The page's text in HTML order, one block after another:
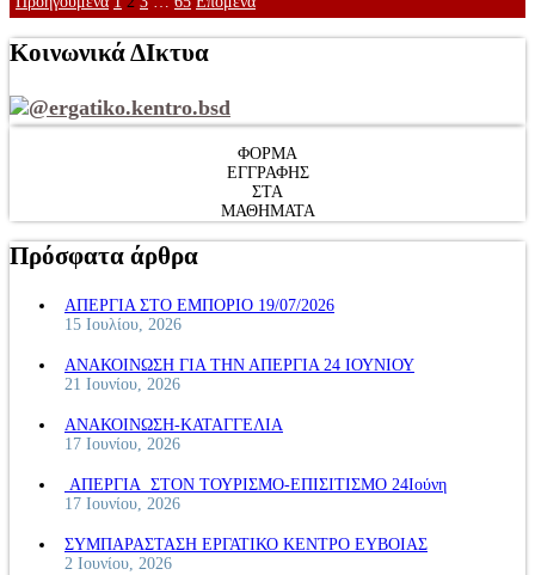
άρθρων
Κοινωνικά ΔΙκτυα
@ergatiko.kentro.bsd
ΦΟΡΜΑ
ΕΓΓΡΑΦΗΣ
ΣΤΑ
ΜΑΘΗΜΑΤΑ
Πρόσφατα άρθρα
ΑΠΕΡΓΙΑ ΣΤΟ ΕΜΠΟΡΙΟ 19/07/2026
15 Ιουλίου, 2026
ΑΝΑΚΟΙΝΩΣΗ ΓΙΑ ΤΗΝ ΑΠΕΡΓΙΑ 24 ΙΟΥΝΙΟΥ
21 Ιουνίου, 2026
ΑΝΑΚΟΙΝΩΣΗ-ΚΑΤΑΓΓΕΛΙΑ
17 Ιουνίου, 2026
ΑΠΕΡΓΙΑ ΣΤΟΝ ΤΟΥΡΙΣΜΟ-ΕΠΙΣΙΤΙΣΜΟ 24Ιούνη
17 Ιουνίου, 2026
ΣΥΜΠΑΡΑΣΤΑΣΗ ΕΡΓΑΤΙΚΟ ΚΕΝΤΡΟ ΕΥΒΟΙΑΣ
2 Ιουνίου, 2026